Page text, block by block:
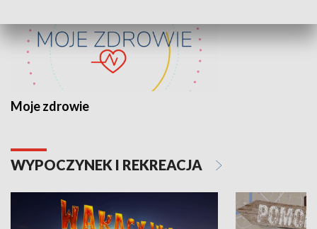
Moje zdrowie
WYPOCZYNEK I REKREACJA